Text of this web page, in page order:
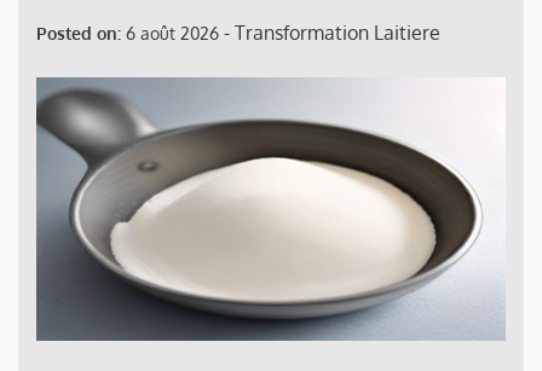
Posted on: 6 août 2026 - Transformation Laitiere